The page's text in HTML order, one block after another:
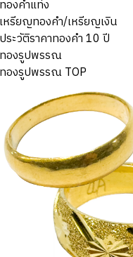
ทองคำแท่ง
เหรียญทองคำ/เหรียญเงิน
ประวัติราคาทองคำ 10 ปี
ทองรูปพรรณ
ทองรูปพรรณ TOP